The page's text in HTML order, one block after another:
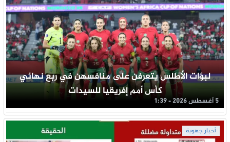
لبؤات الأطلس يتعرفن على منافسهن في ربع نهائي
كأس أمم إفريقيا للسيدات
5 أغسطس 2026 - 1:39
أخبار جهوية